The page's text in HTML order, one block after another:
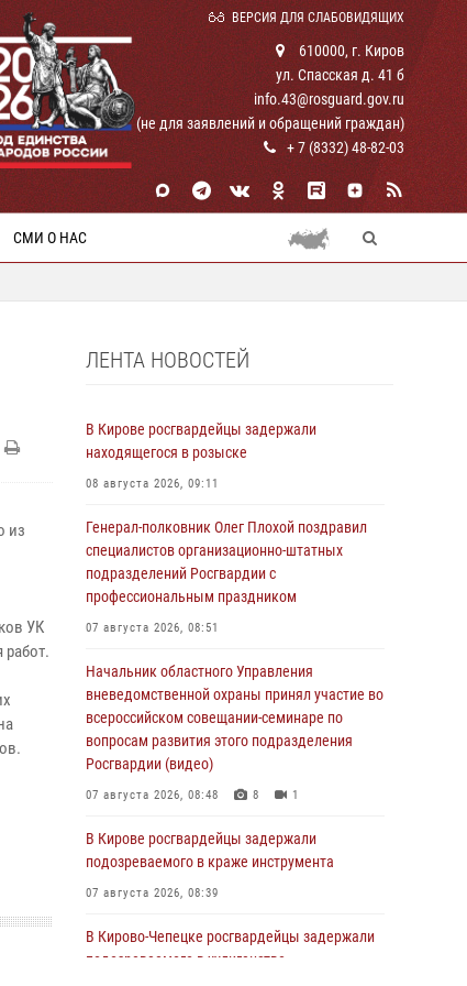
ВЕРСИЯ ДЛЯ СЛАБОВИДЯЩИХ
610000, г. Киров
ул. Спасская д. 41 б
info.43@rosguard.gov.ru
(не для заявлений и обращений граждан)
+ 7 (8332) 48-82-03
СМИ О НАС
из
УК
ЛЕНТА НОВОСТЕЙ
В Кирове росгвардейцы задержали
находящегося в розыске
08 августа 2026, 09:11
Генерал-полковник Олег Плохой поздравил
специалистов организационно-штатных
подразделений Росгвардии с
профессиональным праздником
07 августа 2026, 08:51
Начальник областного Управления
вневедомственной охраны принял участие во
всероссийском совещании-семинаре по
вопросам развития этого подразделения
Росгвардии (видео)
07 августа 2026, 08:48 8 1
В Кирове росгвардейцы задержали
подозреваемого в краже инструмента
07 августа 2026, 08:39
В Кирово-Чепецке росгвардейцы задержали
подозреваемого в хулиганстве